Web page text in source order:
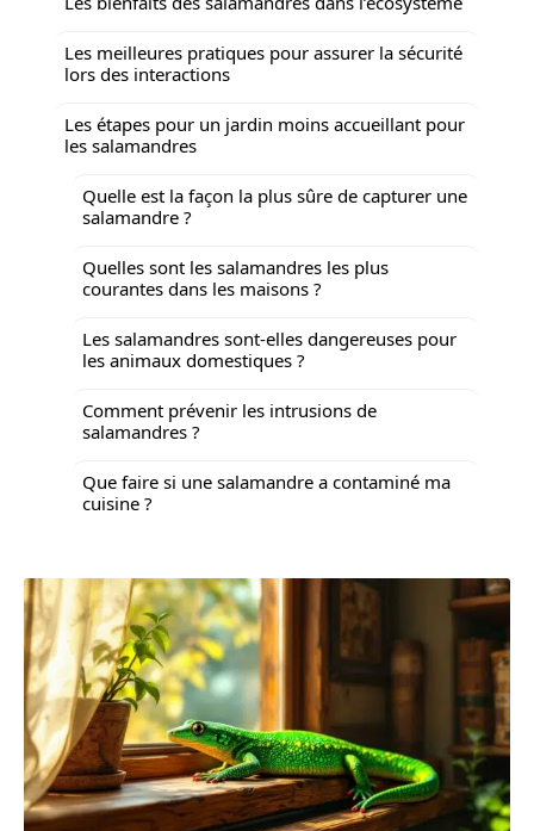
Les meilleures pratiques pour assurer la sécurité
lors des interactions
Les étapes pour un jardin moins accueillant pour
les salamandres
Quelle est la façon la plus sûre de capturer une
salamandre ?
Quelles sont les salamandres les plus
courantes dans les maisons ?
Les salamandres sont-elles dangereuses pour
les animaux domestiques ?
Comment prévenir les intrusions de
salamandres ?
Que faire si une salamandre a contaminé ma
cuisine ?